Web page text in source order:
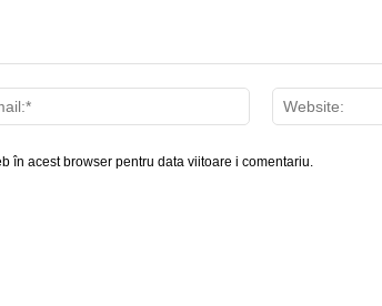
Email:*
în acest browser pentru data viitoare i comentariu.